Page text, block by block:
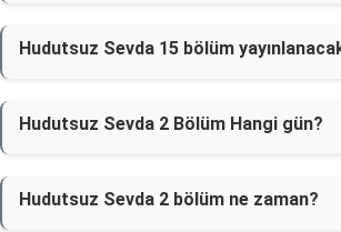
Hudutsuz Sevda 15 bölüm
Hudutsuz Sevda 2 Bölüm Hangi gün?
Hudutsuz Sevda 2 bölüm ne zaman?